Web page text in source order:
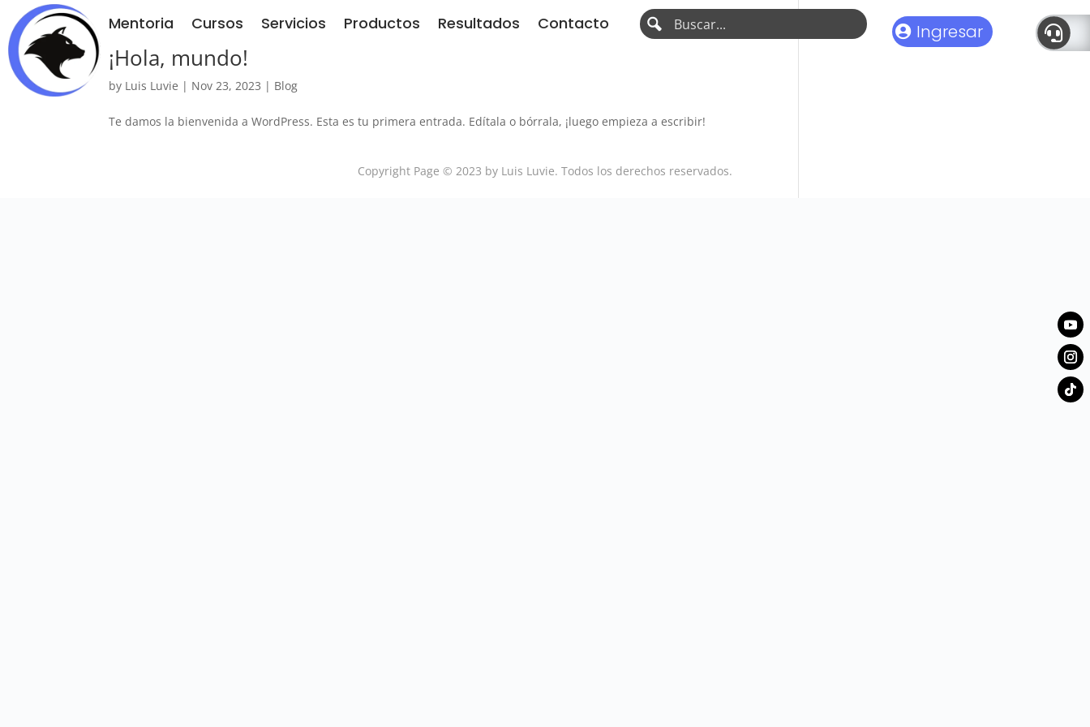
Mentoria Cursos Servicios Productos Resultados Contacto Ingresar 
¡Hola, mundo!
by Luis Luvie | Nov 23, 2023 | Blog
Te damos la bienvenida a WordPress. Esta es tu primera entrada. Edítala o bórrala, ¡luego empieza a escribir!
Copyright Page © 2023 by Luis Luvie. Todos los derechos reservados.